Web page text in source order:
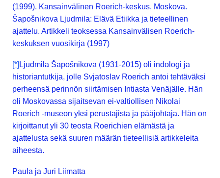
(1999). Kansainvälinen Roerich-keskus, Moskova.
Šapošnikova Ljudmila: Elävä Etiikka ja tieteellinen
ajattelu. Artikkeli teoksessa Kansainvälisen Roerich-
keskuksen vuosikirja (1997)
[*] Ljudmila Šapošnikova (1931-2015) oli indologi ja
historiantutkija, jolle Svjatoslav Roerich antoi tehtäväksi
perheensä perinnön siirtämisen Intiasta Venäjälle. Hän
oli Moskovassa sijaitsevan ei-valtiollisen Nikolai
Roerich -museon yksi perustajista ja pääjohtaja. Hän on
kirjoittanut yli 30 teosta Roerichien elämästä ja
ajattelusta sekä suuren määrän tieteellisiä artikkeleita
aiheesta.
Paula ja Juri Liimatta